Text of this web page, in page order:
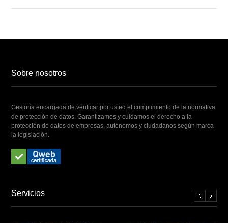
Sobre nosotros
Gestoría encargada de verificar por usted el cumplimiento de la normativa
de protección de datos. Garantizamos y cuidamos el derecho a la
protección de datos de empresas, autónomos y ciudadanos según marca
la legislación.
Servicios